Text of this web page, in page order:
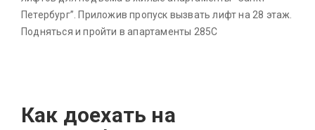
Петербург”. Приложив пропуск вызвать лифт на 28 этаж.
Подняться и пройти в апартаменты 285С
Как доехать на